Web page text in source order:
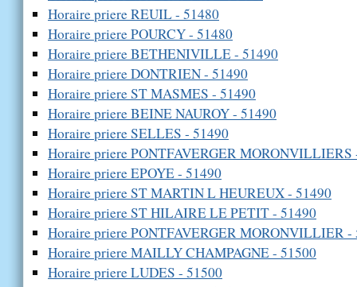
Horaire priere REUIL - 51480
Horaire priere POURCY - 51480
Horaire priere BETHENIVILLE - 51490
Horaire priere DONTRIEN - 51490
Horaire priere ST MASMES - 51490
Horaire priere BEINE NAUROY - 51490
Horaire priere SELLES - 51490
Horaire priere PONTFAVERGER MORONVILLIERS
Horaire priere EPOYE - 51490
Horaire priere ST MARTIN L HEUREUX - 51490
Horaire priere ST HILAIRE LE PETIT - 51490
Horaire priere PONTFAVERGER MORONVILLIER -
Horaire priere MAILLY CHAMPAGNE - 51500
Horaire priere LUDES - 51500